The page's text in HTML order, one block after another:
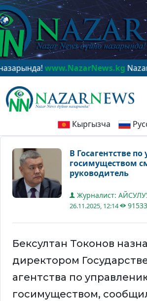
www.NazarNews.kg
Кыргызча
В Госагентстве
госимуществом
руководитель
Журналист:
26.11.2025, 12:14 91533
Бексултан Токонов
директором
агентства по
госимуществом,